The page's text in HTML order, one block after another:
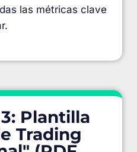
las métricas clave
Plantilla
Trading